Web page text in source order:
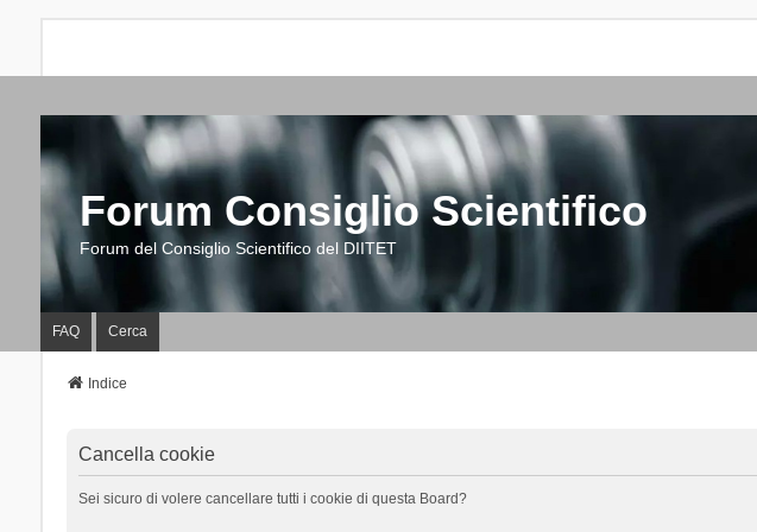
Forum Consiglio Scientifico
Forum del Consiglio Scientifico del DIITET
FAQ Cerca
Indice
Cancella cookie
Sei sicuro di volere cancellare tutti i cookie di questa Board?